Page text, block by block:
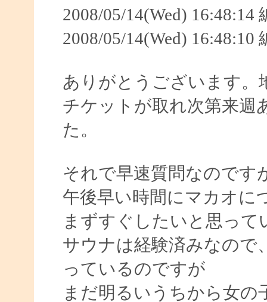
2008/05/14(Wed) 16:48:14
2008/05/14(Wed) 16:48:10
ありがとうございます。
チケットが取れ次第来週
た。
それで早速質問なのです
午後早い時間にマカオに
まずすぐしたいと思って
サウナは経験済みなので
っているのですが
まだ明るいうちから女